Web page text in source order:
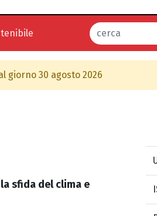
giorno 30 agosto 2026
sfida del clima e